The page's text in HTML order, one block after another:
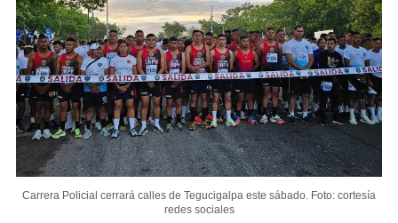
Carrera Policial cerrará calles de Tegucigalpa este sábado. Foto: cortesía
redes sociales